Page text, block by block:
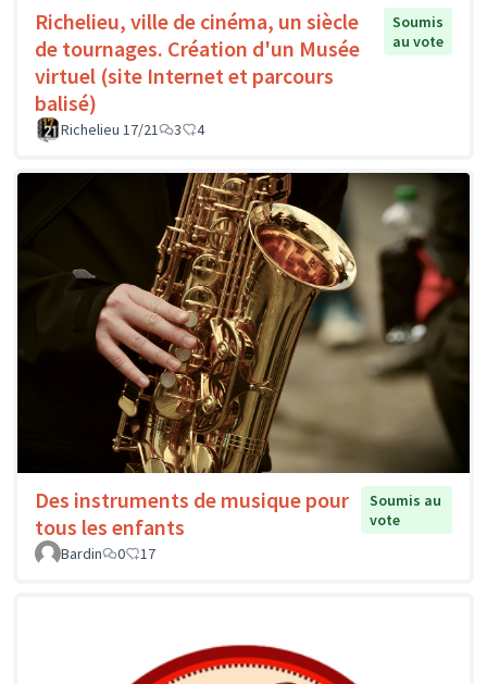
Richelieu, ville de cinéma, un siècle
de tournages. Création d'un Musée
virtuel (site Internet et parcours
balisé)
Soumis
au vote
Richelieu 17/21 3 4
Des instruments de musique pour
tous les enfants
Soumis au
vote
Bardin
0 17